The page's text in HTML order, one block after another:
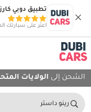
تطبيق دوبي كارز
اعثر على سيارتك
الشحن إلى الولايات
رينو داستر